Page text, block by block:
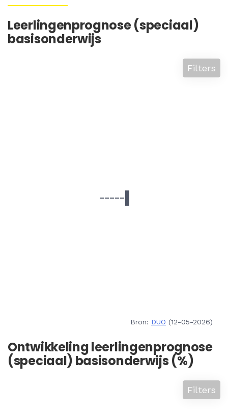
Leerlingenprognose (speciaal)
basisonderwijs
Filters
Bron: DUO (12-05-2026)
Ontwikkeling leerlingenprognose
(speciaal) basisonderwijs (%)
Filters